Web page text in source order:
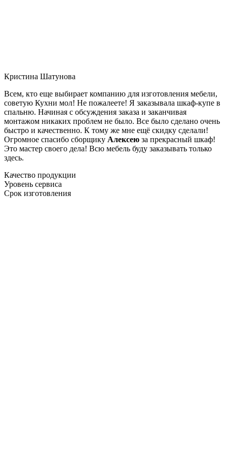
Кристина Шатунова
Всем, кто еще выбирает компанию для изготовления мебели,
советую Кухни мол! Не пожалеете! Я заказывала шкаф-купе в
спальню. Начиная с обсуждения заказа и заканчивая
монтажом никаких проблем не было. Все было сделано очень
быстро и качественно. К тому же мне ещё скидку сделали!
Огромное спасибо сборщику Алексею за прекрасный шкаф!
Это мастер своего дела! Всю мебель буду заказывать только
здесь.
Качество продукции
Уровень сервиса
Срок изготовления